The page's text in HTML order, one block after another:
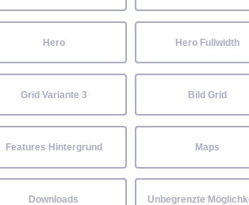
Hero Hero Fullwidth
Grid Variante 3 Bild Grid
Features Hintergrund Maps
Downloads